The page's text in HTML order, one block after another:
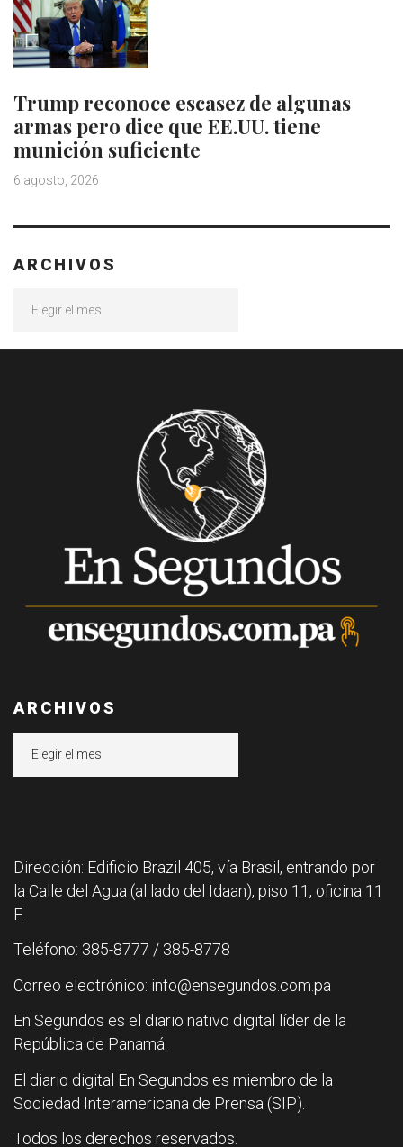
Trump reconoce escasez de algunas
armas pero dice que EE.UU. tiene
munición suficiente
6 agosto, 2026
ARCHIVOS
ARCHIVOS
Dirección: Edificio Brazil 405, vía Brasil, entrando por
la Calle del Agua (al lado del Idaan), piso 11, oficina 11
F.
Teléfono: 385-8777 / 385-8778
Correo electrónico: info@ensegundos.com.pa
En Segundos es el diario nativo digital líder de la
República de Panamá.
El diario digital En Segundos es miembro de la
Sociedad Interamericana de Prensa (SIP).
Todos los derechos reservados.